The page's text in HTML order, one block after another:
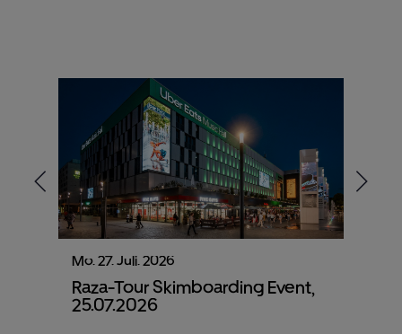
Mo. 27. Juli. 2026
Raza-Tour Skimboarding Event,
25.07.2026